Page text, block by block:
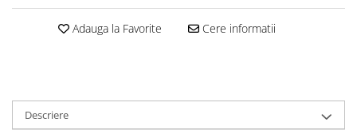
Adauga la Favorite Cere informatii
Descriere